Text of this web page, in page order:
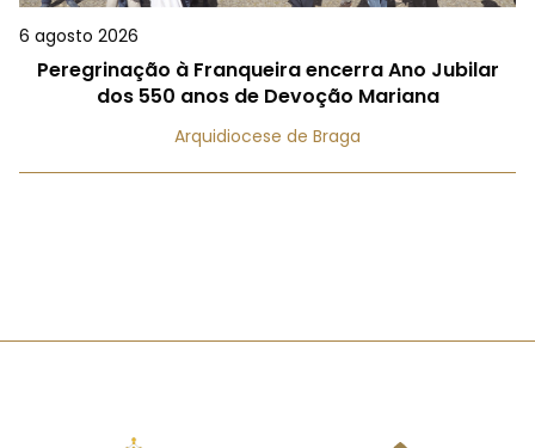
6 agosto 2026
Peregrinação à Franqueira encerra Ano Jubilar
dos 550 anos de Devoção Mariana
Arquidiocese de Braga